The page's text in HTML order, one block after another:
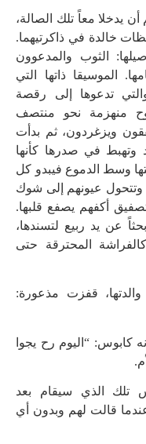
يدخلا معاً تلك الصالة،
خالدة في ذاكرتيهما.
الثوب والمدعوون
الموسيقا ذاتها التي
تدعوها إلى رقصة
منهزمة نحو منتصف
ويزغردون، ثم بدأت
وتهبط في صدرها كأنها
وسط الدموع فيبدو كل
وتتحول عيونهم إلى شوك
أكفهم يصفع قلبها.
عن يد ربيع لتسندها،
المحترقة حتى
قفزت مذعورة:
كابوس: “اليوم رح يجوا
تلك الذي سيقام بعد
قالت لهم وبدون أي